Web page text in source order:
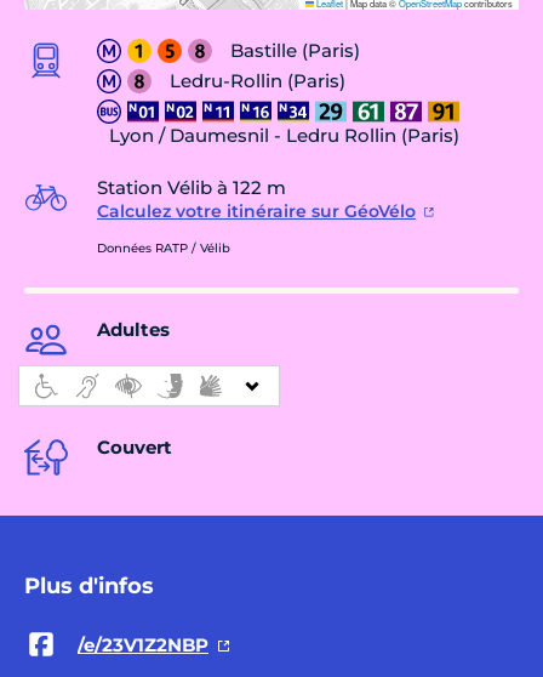
Leaflet Map data ©OpenStreetMapcontributors
Bastille (Paris)
Ledru-Rollin (Paris)
Lyon / Daumesnil - Ledru Rollin (Paris)
Station Vélib à 122 m
Calculez votre itinéraire sur GéoVélo
Données RATP / Vélib
Adultes
Couvert
Plus d'infos
/e/23V1Z2NBP